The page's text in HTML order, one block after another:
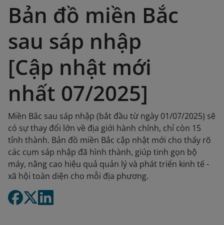
Bản đồ miền Bắc
sau sáp nhập
[Cập nhật mới
nhất 07/2025]
Miền Bắc sau sáp nhập (bắt đầu từ ngày 01/07/2025) sẽ
có sự thay đổi lớn về địa giới hành chính, chỉ còn 15
tỉnh thành. Bản đồ miền Bắc cập nhật mới cho thấy rõ
các cụm sáp nhập đã hình thành, giúp tinh gọn bộ
máy, nâng cao hiệu quả quản lý và phát triển kinh tế -
xã hội toàn diện cho mỗi địa phương.